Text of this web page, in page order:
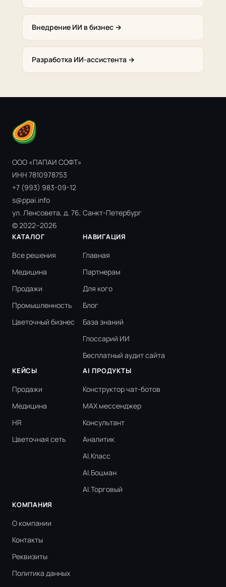
Внедрение ИИ в бизнес →
Разработка ИИ-ассистента →
ООО «ПАПАИ СОФТ»
ИНН 7810978753
+7 (993) 983-09-12
s@ppai.info
ул. Ленсовета, д. 76, Санкт-Петербург
© 2022–2026
КАТАЛОГ
Все решения
Медицина
Продажи
Промышленность
Цветочный бизнес
НАВИГАЦИЯ
Главная
Партнерам
Для кого
Блог
База знаний
Глоссарий ИИ
Бесплатный аудит сайта
КЕЙСЫ
Продажи
Медицина
HR
Цветочная сеть
AI ПРОДУКТЫ
Конструктор чат-ботов
MAX мессенджер
Консультант
Аналитик
AI.Класс
AI.Боцман
AI.Торговый
КОМПАНИЯ
О компании
Контакты
Реквизиты
Политика данных